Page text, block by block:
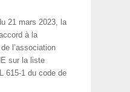
21 mars 2023, la
à la
l’association
sur la liste
615-1 du code de